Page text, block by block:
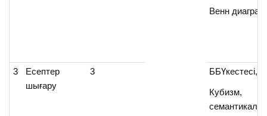
Венн
3
Есептер
шығару
3 ББҮкестесі,
Кубизм,